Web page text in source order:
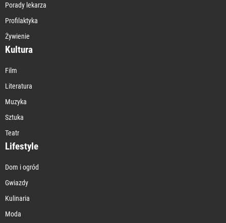
Porady lekarza
Profilaktyka
Żywienie
Kultura
Film
Literatura
Muzyka
Sztuka
Teatr
Lifestyle
Dom i ogród
Gwiazdy
Kulinaria
Moda